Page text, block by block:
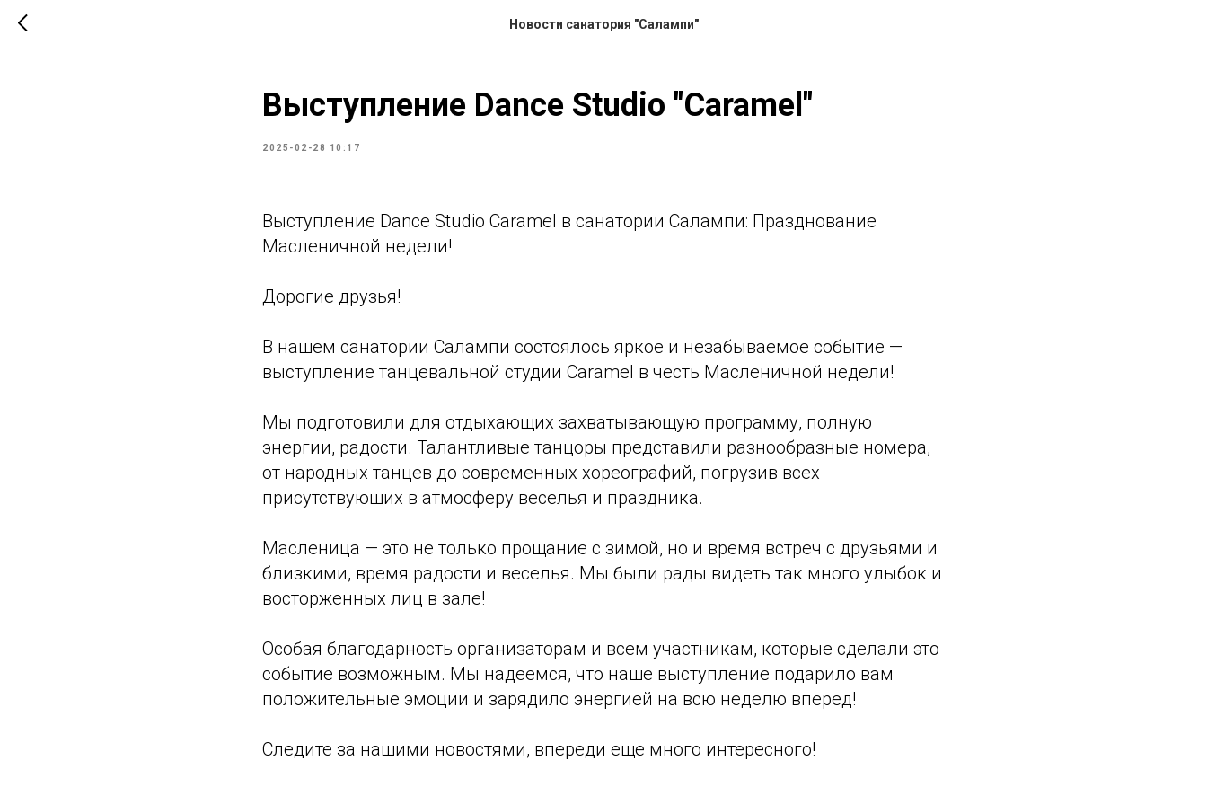
Новости санатория "Салампи"
Выступление Dance Studio "Caramel"
2025-02-28 10:17
Выступление Dance Studio Caramel в санатории Салампи: Празднование
Масленичной недели!
Дорогие друзья!
В нашем санатории Салампи состоялось яркое и незабываемое событие —
выступление танцевальной студии Caramel в честь Масленичной недели!
Мы подготовили для отдыхающих захватывающую программу, полную
энергии, радости. Талантливые танцоры представили разнообразные номера,
от народных танцев до современных хореографий, погрузив всех
присутствующих в атмосферу веселья и праздника.
Масленица — это не только прощание с зимой, но и время встреч с друзьями и
близкими, время радости и веселья. Мы были рады видеть так много улыбок и
восторженных лиц в зале!
Особая благодарность организаторам и всем участникам, которые сделали это
событие возможным. Мы надеемся, что наше выступление подарило вам
положительные эмоции и зарядило энергией на всю неделю вперед!
Следите за нашими новостями, впереди еще много интересного!